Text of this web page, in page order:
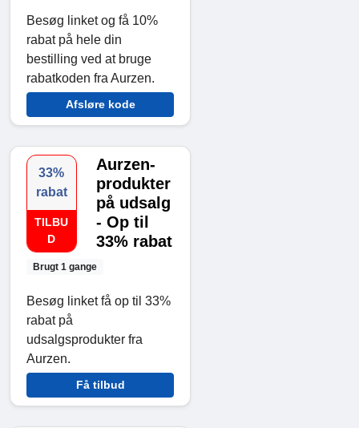
Besøg linket og få 10%
rabat på hele din
bestilling ved at bruge
rabatkoden fra Aurzen.
Afsløre kode
33%
rabat
TILBU
D
Brugt 1 gange
Aurzen-
produkter
på udsalg
- Op til
33% rabat
Besøg linket få op til 33%
rabat på
udsalgsprodukter fra
Aurzen.
Få tilbud